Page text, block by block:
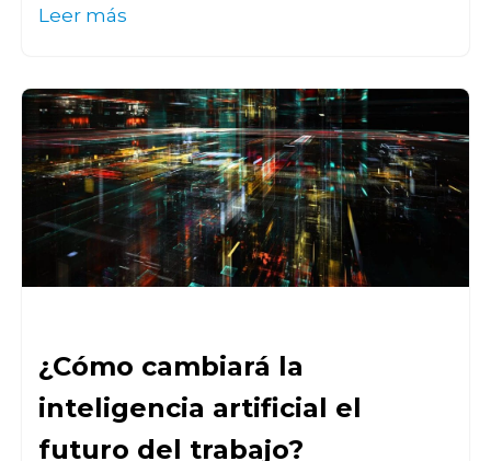
Leer más
¿Cómo cambiará la
inteligencia artificial el
futuro del trabajo?